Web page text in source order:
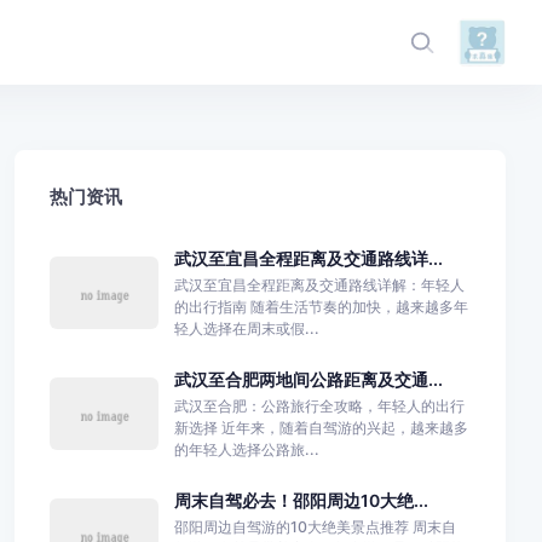
热门资讯
武汉至宜昌全程距离及交通路线详...
武汉至宜昌全程距离及交通路线详解：年轻人
的出行指南 随着生活节奏的加快，越来越多年
轻人选择在周末或假...
武汉至合肥两地间公路距离及交通...
武汉至合肥：公路旅行全攻略，年轻人的出行
新选择 近年来，随着自驾游的兴起，越来越多
的年轻人选择公路旅...
周末自驾必去！邵阳周边10大绝...
邵阳周边自驾游的10大绝美景点推荐 周末自